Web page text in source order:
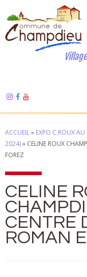
ACCUEIL» EXPO C.ROUX AU
2024)» CELINE ROUX
FOREZ
CELINE
CENTRE
ROMAN